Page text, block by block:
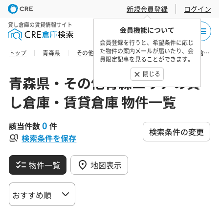
新規会員登録
会員機能について
会員登録を行うと、希望条件に応じ
た物件の案内メールが届いたり、会
員限定記事を見ることができます。
閉じる
ログイン
貸し倉庫の賃貸情報サイト
トップ 青森県 その他青森エリア 下北郡風間浦村の貸し倉庫・賃貸倉庫 物件一覧
青森県・その他青森エリアの貸
し倉庫・賃貸倉庫 物件一覧
該当件数0 件
検索条件を保存
検索条件の変更
物件一覧 地図表示